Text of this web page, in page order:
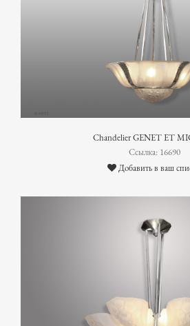
Chandelier GENET ET
Ссылка: 16690
Добавить в ваш